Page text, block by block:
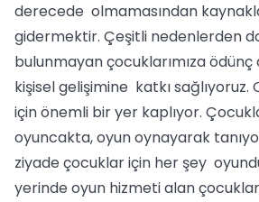
derecede olmamasından
gidermektir. Çeşitli nedenlerden
bulunmayan çocuklarımıza
kişisel gelişimine katkı sağlıyoruz.
için önemli bir yer kaplıyor.
oyuncakta, oyun oynayarak
ziyade çocuklar için her şey
yerinde oyun hizmeti alan